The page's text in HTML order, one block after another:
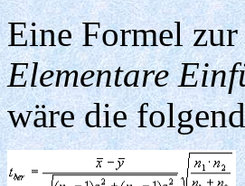
Eine Formel
Elementare
wäre die